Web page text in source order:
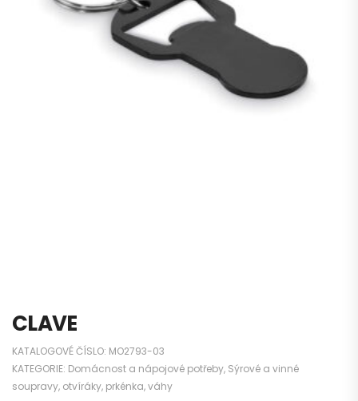
CLAVE
KATALOGOVÉ ČÍSLO: MO2793-03
KATEGORIE: Domácnost a nápojové potřeby, Sýrové a vinné
soupravy, otvíráky, prkénka, váhy